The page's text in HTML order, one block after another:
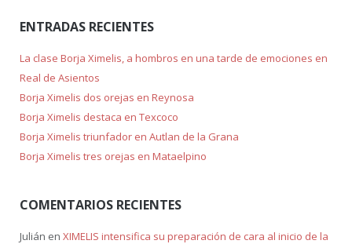
ENTRADAS RECIENTES
La clase Borja Ximelis, a hombros en una tarde de emociones en
Real de Asientos
Borja Ximelis dos orejas en Reynosa
Borja Ximelis destaca en Texcoco
Borja Ximelis triunfador en Autlan de la Grana
Borja Ximelis tres orejas en Mataelpino
COMENTARIOS RECIENTES
Julián en XIMELIS intensifica su preparación de cara al inicio de la